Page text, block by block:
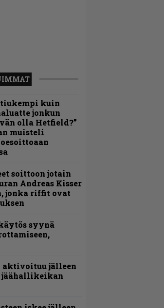
kuin
jonkun
olla Hetfield?”
muisteli
soittoon jotain
Andreas Kisser
jonka riffit ovat
syynä
aktivoituu jälleen
jäähallikeikan